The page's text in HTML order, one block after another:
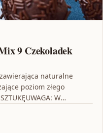
9 Czekoladek
naturalne
poziom złego
W